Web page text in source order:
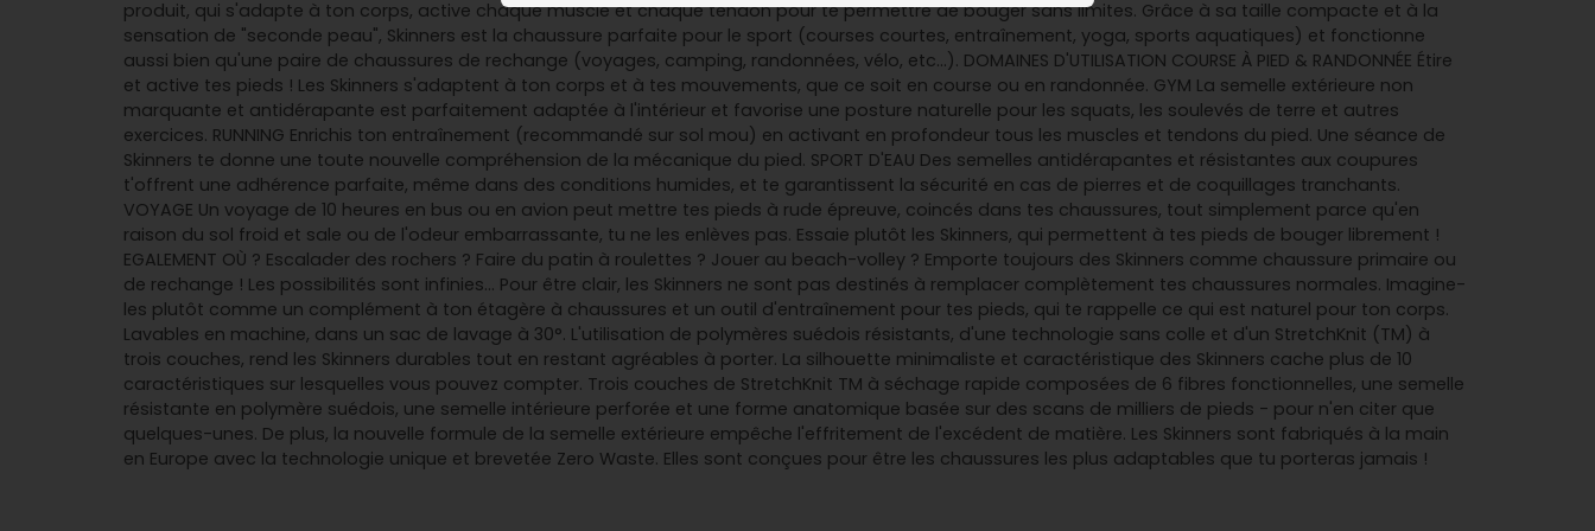
produit, qui s'adapte à ton corps, active chaque muscle et chaque tendon pour te permettre de bouger sans limites. Grâce à sa taille compacte et à la
sensation de "seconde peau", Skinners est la chaussure parfaite pour le sport (courses courtes, entraînement, yoga, sports aquatiques) et fonctionne
aussi bien qu'une paire de chaussures de rechange (voyages, camping, randonnées, vélo, etc...). DOMAINES D'UTILISATION COURSE À PIED & RANDONNÉE Étire
et active tes pieds ! Les Skinners s'adaptent à ton corps et à tes mouvements, que ce soit en course ou en randonnée. GYM La semelle extérieure non
marquante et antidérapante est parfaitement adaptée à l'intérieur et favorise une posture naturelle pour les squats, les soulevés de terre et autres
exercices. RUNNING Enrichis ton entraînement (recommandé sur sol mou) en activant en profondeur tous les muscles et tendons du pied. Une séance de
Skinners te donne une toute nouvelle compréhension de la mécanique du pied. SPORT D'EAU Des semelles antidérapantes et résistantes aux coupures
t'offrent une adhérence parfaite, même dans des conditions humides, et te garantissent la sécurité en cas de pierres et de coquillages tranchants.
VOYAGE Un voyage de 10 heures en bus ou en avion peut mettre tes pieds à rude épreuve, coincés dans tes chaussures, tout simplement parce qu'en
raison du sol froid et sale ou de l'odeur embarrassante, tu ne les enlèves pas. Essaie plutôt les Skinners, qui permettent à tes pieds de bouger librement !
EGALEMENT OÙ ? Escalader des rochers ? Faire du patin à roulettes ? Jouer au beach-volley ? Emporte toujours des Skinners comme chaussure primaire ou
de rechange ! Les possibilités sont infinies... Pour être clair, les Skinners ne sont pas destinés à remplacer complètement tes chaussures normales. Imagine-
les plutôt comme un complément à ton étagère à chaussures et un outil d'entraînement pour tes pieds, qui te rappelle ce qui est naturel pour ton corps.
Lavables en machine, dans un sac de lavage à 30°. L'utilisation de polymères suédois résistants, d'une technologie sans colle et d'un StretchKnit (TM) à
trois couches, rend les Skinners durables tout en restant agréables à porter. La silhouette minimaliste et caractéristique des Skinners cache plus de 10
caractéristiques sur lesquelles vous pouvez compter. Trois couches de StretchKnit TM à séchage rapide composées de 6 fibres fonctionnelles, une semelle
résistante en polymère suédois, une semelle intérieure perforée et une forme anatomique basée sur des scans de milliers de pieds - pour n'en citer que
quelques-unes. De plus, la nouvelle formule de la semelle extérieure empêche l'effritement de l'excédent de matière. Les Skinners sont fabriqués à la main
en Europe avec la technologie unique et brevetée Zero Waste. Elles sont conçues pour être les chaussures les plus adaptables que tu porteras jamais !